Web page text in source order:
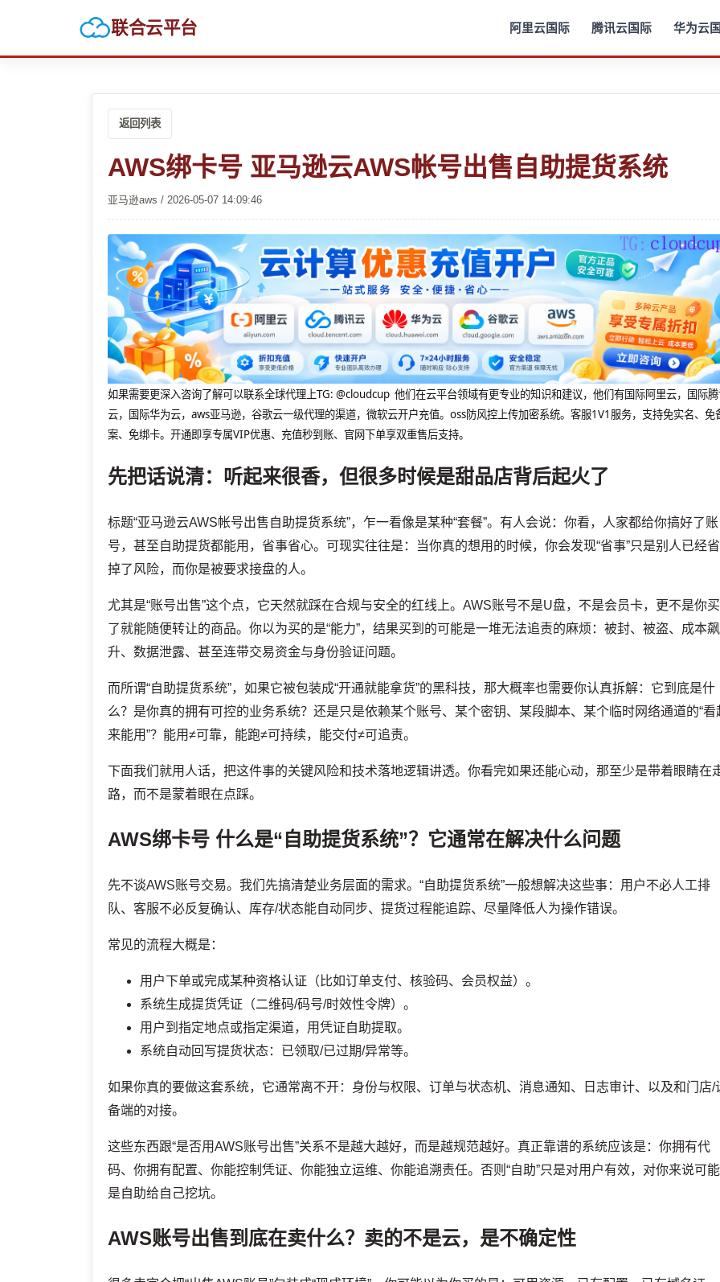
联合云平台 阿里云国际 腾讯云国际 华为云
返回列表
AWS绑卡号 亚马逊云AWS帐号出售自助提货系统
亚马逊aws / 2026-05-07 14:09:46
如果需要更深入咨询了解可以联系全球代理上TG: @cloudcup 他们在云平台领域有更专业的知识和建议，他们有国际阿里云，国际
云，国际华为云，aws亚马逊，谷歌云一级代理的渠道，微软云开户充值。oss防风控上传加密系统。客服1V1服务，支持免实名、免
案、免绑卡。开通即享专属VIP优惠、充值秒到账、官网下单享双重售后支持。
先把话说清：听起来很香，但很多时候是甜品店背后起火了
标题“亚马逊云AWS帐号出售自助提货系统”，乍一看像是某种“套餐”。有人会说：你看，人家都给你搞好了账
号，甚至自助提货都能用，省事省心。可现实往往是：当你真的想用的时候，你会发现“省事”只是别人已经省
掉了风险，而你是被要求接盘的人。
尤其是“账号出售”这个点，它天然就踩在合规与安全的红线上。AWS账号不是U盘，不是会员卡，更不是你买
了就能随便转让的商品。你以为买的是“能力”，结果买到的可能是一堆无法追责的麻烦：被封、被盗、成本飙
升、数据泄露、甚至连带交易资金与身份验证问题。
而所谓“自助提货系统”，如果它被包装成“开通就能拿货”的黑科技，那大概率也需要你认真拆解：它到底是什
么？是你真的拥有可控的业务系统？还是只是依赖某个账号、某个密钥、某段脚本、某个临时网络通道的“看
来能用”？能用≠可靠，能跑≠可持续，能交付≠可追责。
下面我们就用人话，把这件事的关键风险和技术落地逻辑讲透。你看完如果还能心动，那至少是带着眼睛在
路，而不是蒙着眼在点踩。
AWS绑卡号 什么是“自助提货系统”？它通常在解决什么问题
先不谈AWS账号交易。我们先搞清楚业务层面的需求。“自助提货系统”一般想解决这些事：用户不必人工排
队、客服不必反复确认、库存/状态能自动同步、提货过程能追踪、尽量降低人为操作错误。
常见的流程大概是：
用户下单或完成某种资格认证（比如订单支付、核验码、会员权益）。
系统生成提货凭证（二维码/码号/时效性令牌）。
用户到指定地点或指定渠道，用凭证自助提取。
系统自动回写提货状态：已领取/已过期/异常等。
如果你真的要做这套系统，它通常离不开：身份与权限、订单与状态机、消息通知、日志审计、以及和门店/
备端的对接。
这些东西跟“是否用AWS账号出售”关系不是越大越好，而是越规范越好。真正靠谱的系统应该是：你拥有代
码、你拥有配置、你能控制凭证、你能独立运维、你能追溯责任。否则“自助”只是对用户有效，对你来说可能
是自助给自己挖坑。
AWS账号出售到底在卖什么？卖的不是云，是不确定性